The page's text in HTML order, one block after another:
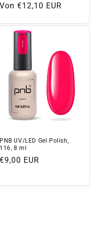
Normaler
Von €12,10 EUR
PNB UV/LED Gel Polish,
116, 8 ml
Normaler
€9,00 EUR